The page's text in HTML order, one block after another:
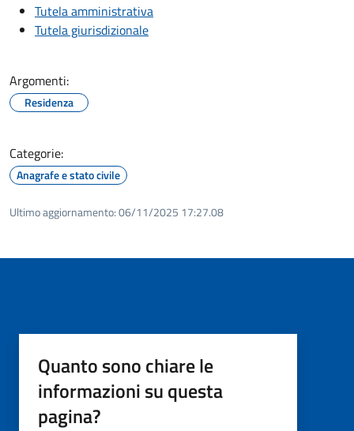
Tutela amministrativa
Tutela giurisdizionale
Argomenti:
Residenza
Categorie:
Anagrafe e stato civile
Ultimo aggiornamento:06/11/2025 17:27.08
Quanto sono chiare le
informazioni su questa
pagina?